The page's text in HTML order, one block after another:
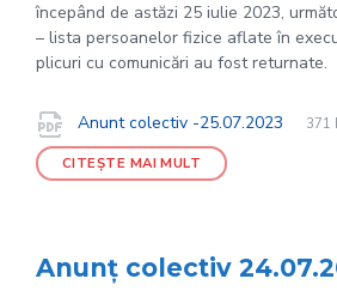
începând de astăzi 25 iulie 2023,
– lista persoanelor fizice aflate în
plicuri cu comunicări au fost returnate.
Documente
Anunt colectiv -25.07.2023
File
pdf
File
371
CITEȘTE MAI MULT
Anunț colectiv